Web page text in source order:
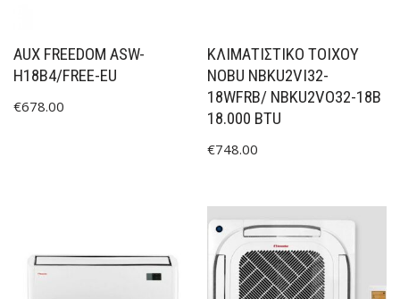
AUX FREEDOM ASW-
H18B4/FREE-EU
€678.00
ΚΛΙΜΑΤΙΣΤΙΚΟ ΤΟΙΧΟΥ
NOBU NBKU2VI32-
18WFRB/ NBKU2VO32-18B
18.000 BTU
€748.00